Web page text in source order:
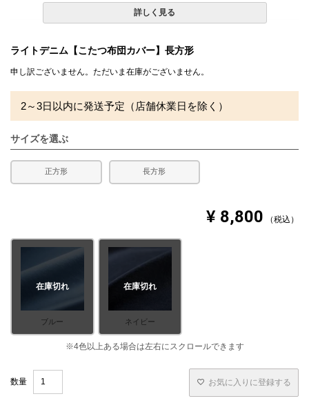
合があります。
詳しく見る
ライトデニム【こたつ布団カバー】長方形
申し訳ございません。ただいま在庫がございません。
2～3日以内に発送予定（店舗休業日を除く）
サイズを選ぶ
正方形 長方形
¥ 8,800 税込
ブルー
在庫切れ
ネイビー
在庫切れ
お気に入りに登録する